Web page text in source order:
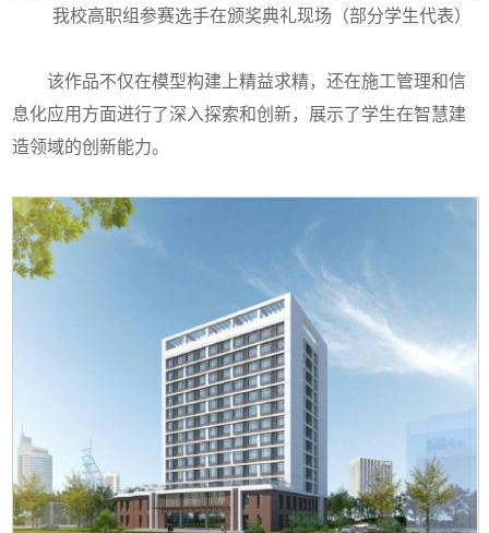
我校高职组参赛选手在颁奖典礼现场（部分学生代表）
该作品不仅在模型构建上精益求精，还在施工管理和信
息化应用方面进行了深入探索和创新，展示了学生在智慧建
造领域的创新能力。